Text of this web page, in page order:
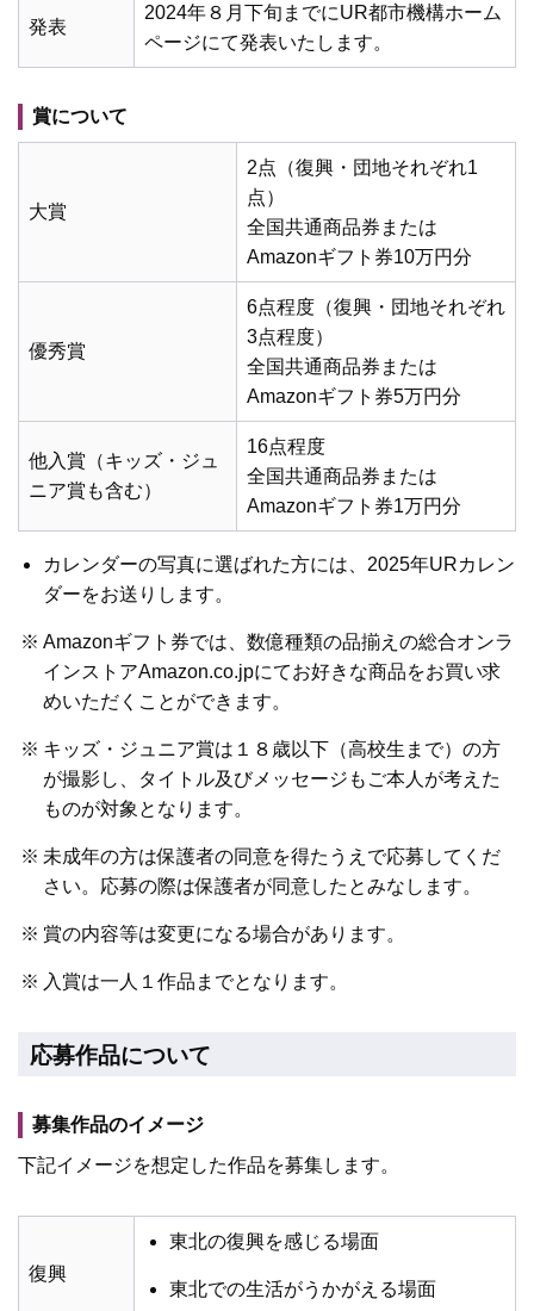
発表
2024年８月下旬までにUR都市機構ホーム
ページにて発表いたします。
賞について
大賞
2点（復興・団地それぞれ1
点）
全国共通商品券または
Amazonギフト券10万円分
優秀賞
6点程度（復興・団地それぞれ
3点程度）
全国共通商品券または
Amazonギフト券5万円分
他入賞（キッズ・ジュ
ニア賞も含む）
16点程度
全国共通商品券または
Amazonギフト券1万円分
カレンダーの写真に選ばれた方には、2025年URカレン
ダーをお送りします。
※ Amazonギフト券では、数億種類の品揃えの総合オンラ
インストアAmazon.co.jpにてお好きな商品をお買い求
めいただくことができます。
※ キッズ・ジュニア賞は１８歳以下（高校生まで）の方
が撮影し、タイトル及びメッセージもご本人が考えた
ものが対象となります。
※ 未成年の方は保護者の同意を得たうえで応募してくだ
さい。応募の際は保護者が同意したとみなします。
※ 賞の内容等は変更になる場合があります。
※ 入賞は一人１作品までとなります。
応募作品について
募集作品のイメージ
下記イメージを想定した作品を募集します。
復興
東北の復興を感じる場面
東北での生活がうかがえる場面